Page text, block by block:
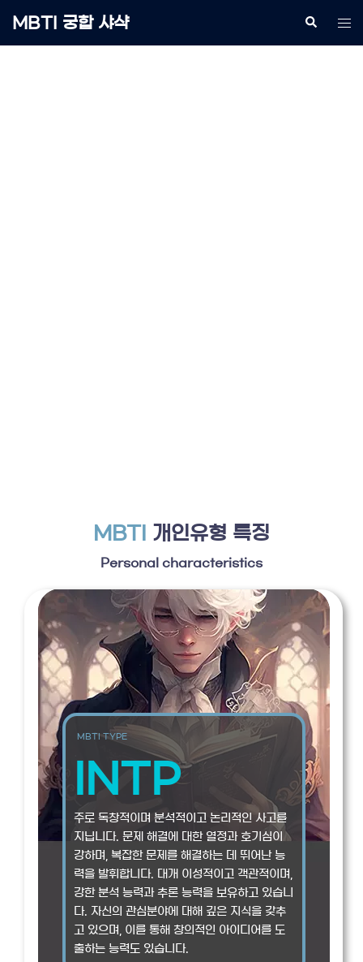
to
MBTI 궁합 샤샥 Search
MBTI 개인유형 특징
Personal characteristics
MBTI TYPE
INTP
주로 독창적이며 분석적이고 논리적인 사고를
지닙니다. 문제 해결에 대한 열정과 호기심이
강하며, 복잡한 문제를 해결하는 데 뛰어난 능
력을 발휘합니다. 대개 이성적이고 객관적이며,
강한 분석 능력과 추론 능력을 보유하고 있습니
다. 자신의 관심분야에 대해 깊은 지식을 갖추
고 있으며, 이를 통해 창의적인 아이디어를 도
출하는 능력도 있습니다.